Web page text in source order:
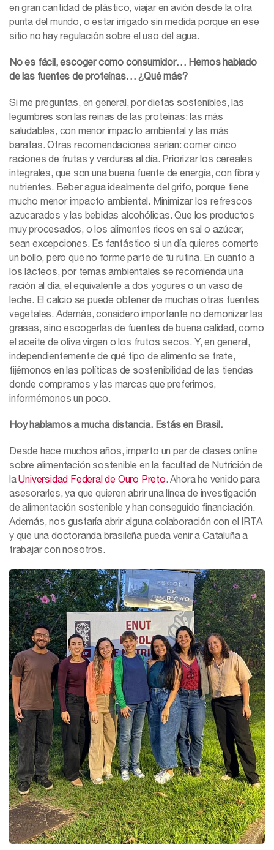
en gran cantidad de plástico, viajar en avión desde la otra
punta del mundo, o estar irrigado sin medida porque en ese
sitio no hay regulación sobre el uso del agua.
No es fácil, escoger como consumidor… Hemos hablado
de las fuentes de proteínas… ¿Qué más?
Si me preguntas, en general, por dietas sostenibles, las
legumbres son las reinas de las proteínas: las más
saludables, con menor impacto ambiental y las más
baratas. Otras recomendaciones serían: comer cinco
raciones de frutas y verduras al día. Priorizar los cereales
integrales, que son una buena fuente de energía, con fibra y
nutrientes. Beber agua idealmente del grifo, porque tiene
mucho menor impacto ambiental. Minimizar los refrescos
azucarados y las bebidas alcohólicas. Que los productos
muy procesados, o los alimentes ricos en sal o azúcar,
sean excepciones. Es fantástico si un día quieres comerte
un bollo, pero que no forme parte de tu rutina. En cuanto a
los lácteos, por temas ambientales se recomienda una
ración al día, el equivalente a dos yogures o un vaso de
leche. El calcio se puede obtener de muchas otras fuentes
vegetales. Además, considero importante no demonizar las
grasas, sino escogerlas de fuentes de buena calidad, como
el aceite de oliva virgen o los frutos secos. Y, en general,
independientemente de qué tipo de alimento se trate,
fijémonos en las políticas de sostenibilidad de las tiendas
donde compramos y las marcas que preferimos,
informémonos un poco.
Hoy hablamos a mucha distancia. Estás en Brasil.
Desde hace muchos años, imparto un par de clases online
sobre alimentación sostenible en la facultad de Nutrición de
laUniversidad Federal de Ouro Preto. Ahora he venido para
asesorarles, ya que quieren abrir una línea de investigación
de alimentación sostenible y han conseguido financiación.
Además, nos gustaría abrir alguna colaboración con el IRTA
y que una doctoranda brasileña pueda venir a Cataluña a
trabajar con nosotros.